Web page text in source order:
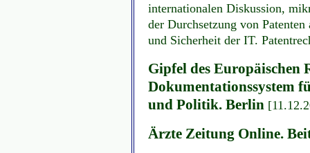
internationalen Diskussion,
der Durchsetzung von
und Sicherheit der IT.
Gipfel des Europäischen
Dokumentationssystem
und Politik. Berlin
Ärzte Zeitung Online.